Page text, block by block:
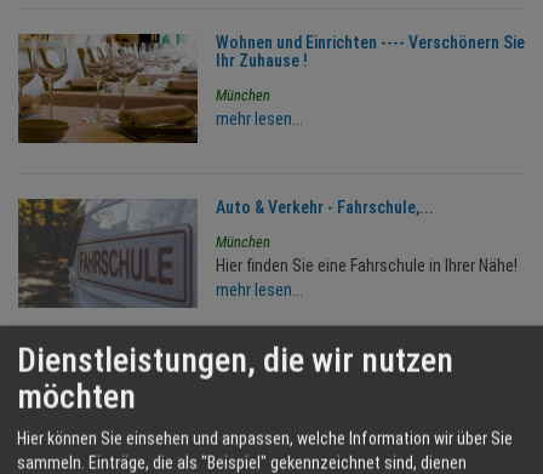
Wohnen und Einrichten ---- Verschönern Sie
Ihr Zuhause !
München
mehr lesen...
Auto & Verkehr - Fahrschule,...
München
Hier finden Sie eine Fahrschule in Ihrer Nähe!
mehr lesen...
Bauen - Renovierung - Sanierung -
Alles für den Baumehr lesen...
Dienstleistungen, die wir nutzen
möchten
Hier können Sie einsehen und anpassen, welche Information wir über Sie
sammeln. Einträge, die als "Beispiel" gekennzeichnet sind, dienen